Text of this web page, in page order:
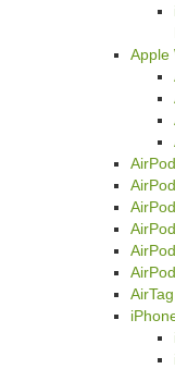
Apple
AirTag